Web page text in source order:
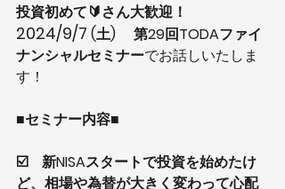
投資初めて🔰さん大歓迎！
2024/9/7 (土) 　第29回TODAファイ
ナンシャルセミナーでお話しいたしま
す！
■セミナー内容■
☑️　新NISAスタートで投資を始めたけ
ど、相場や為替が大きく変わって心配